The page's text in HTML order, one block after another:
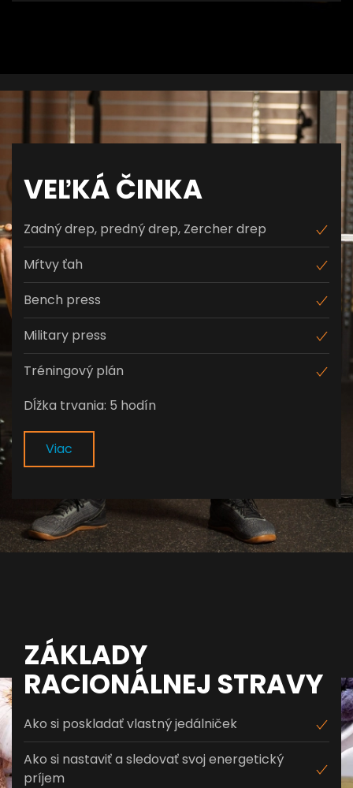
VEĽKÁ ČINKA
Zadný drep, predný drep, Zercher drep
Mŕtvy ťah
Bench press
Military press
Tréningový plán
Dĺžka trvania: 5 hodín
Viac
ZÁKLADY
RACIONÁLNEJ STRAVY
Ako si poskladať vlastný jedálniček
Ako si nastaviť a sledovať svoj energetický
príjem